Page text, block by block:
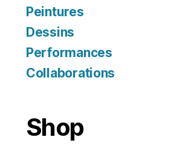
Peintures
Dessins
Performances
Collaborations
Shop